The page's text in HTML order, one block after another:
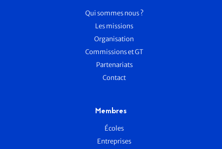
Qui sommes nous ?
Les missions
Organisation
Commissions et GT
Partenariats
Contact
Membres
Écoles
Entreprises